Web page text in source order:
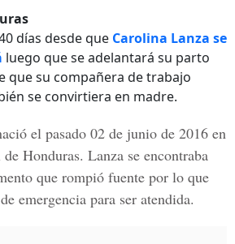
días desde que Carolina Lanza se
luego que se adelantará su parto
que su compañera de trabajo
se convirtiera en madre.
el pasado 02 de junio de 2016 en
Honduras. Lanza se encontraba
que rompió fuente por lo que
emergencia para ser atendida.